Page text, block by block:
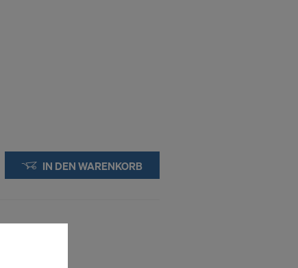
IN DEN WARENKORB